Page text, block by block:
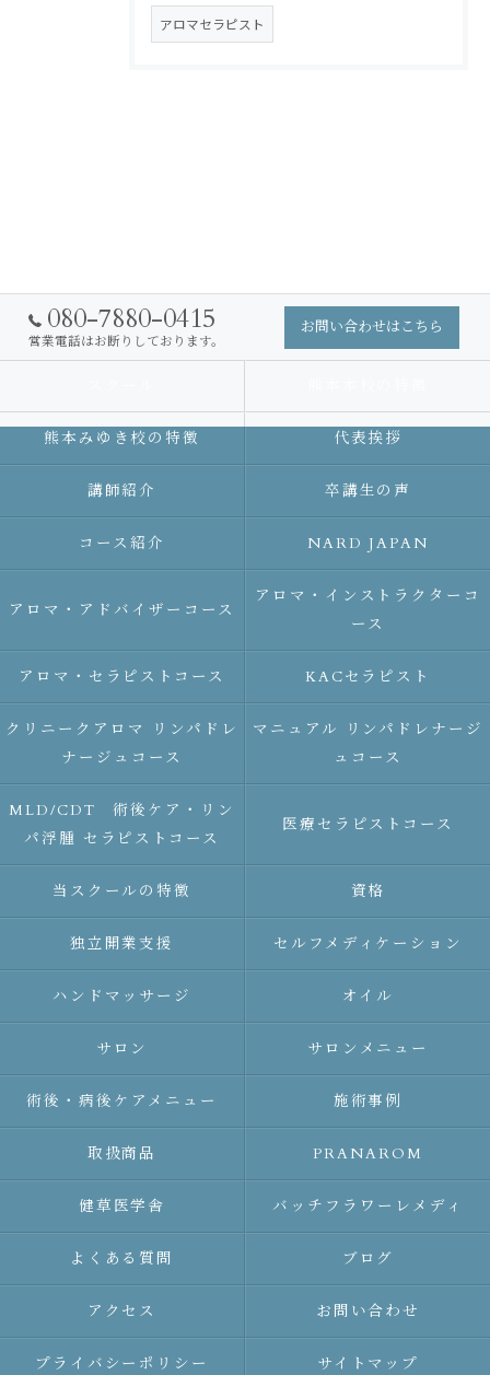
アロマセラピスト
080-7880-0415
営業電話はお断りしております。
お問い合わせはこちら
熊本みゆき校の特徴 代表挨拶
講師紹介 卒講生の声
コース紹介 NARD JAPAN
アロマ・アドバイザーコース
アロマ・インストラクターコ
ース
アロマ・セラピストコース KACセラピスト
クリニークアロマ リンパドレ
ナージュコース
マニュアル リンパドレナージ
ュコース
MLD/CDT 術後ケア・リン
パ浮腫 セラピストコース
医療セラピストコース
当スクールの特徴 資格
独立開業支援 セルフメディケーション
ハンドマッサージ オイル
サロン サロンメニュー
術後・病後ケアメニュー 施術事例
取扱商品 PRANAROM
健草医学舎 バッチフラワーレメディ
よくある質問 ブログ
アクセス お問い合わせ
プライバシーポリシー サイトマップ